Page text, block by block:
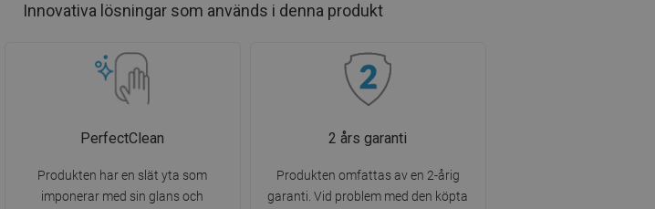
Innovativa lösningar som används i denna produkt
PerfectClean
Produkten har en slät yta som
imponerar med sin glans och
2 års garanti
Produkten omfattas av en 2-årig
garanti. Vid problem med den köpta